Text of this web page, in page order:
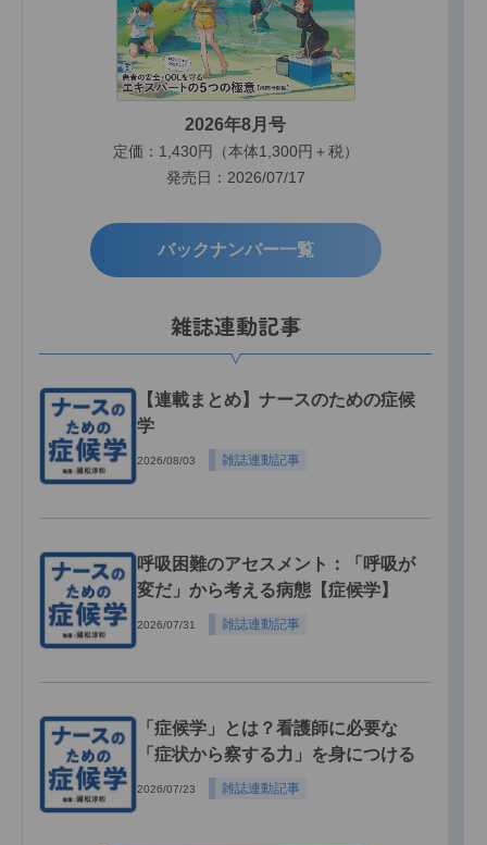
2026年8月号
定価：1,430円（本体1,300円＋税）
発売日：2026/07/17
バックナンバー一覧
雑誌連動記事
【連載まとめ】ナースのための症候
学
2026/08/03 雑誌連動記事
呼吸困難のアセスメント：「呼吸が
変だ」から考える病態【症候学】
2026/07/31 雑誌連動記事
「症候学」とは？看護師に必要な
「症状から察する力」を身につける
2026/07/23 雑誌連動記事